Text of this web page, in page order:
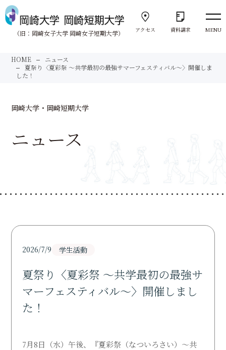
（旧：岡崎女子大学 岡崎女子短期大学） アクセス 資料請求 MENU
向きあう。
Face to Face
About us
岡崎大学
University
Support
Research
寄付・ご支援のお願い
Donation
図書館
HOME
ニュース
夏祭り〈夏彩祭 ～共学最初の最強サマーフェスティバル～〉開催しま
した！
岡崎大学・岡崎短期大学
ニュース
2026/7/9 学生活動
夏祭り〈夏彩祭 ～共学最初の最強サ
マーフェスティバル～〉開催しまし
た！
7月8日（水）午後、『夏彩祭（なついろさい）～共